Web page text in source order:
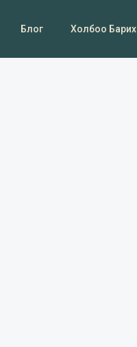
Блог Холбоо Барих